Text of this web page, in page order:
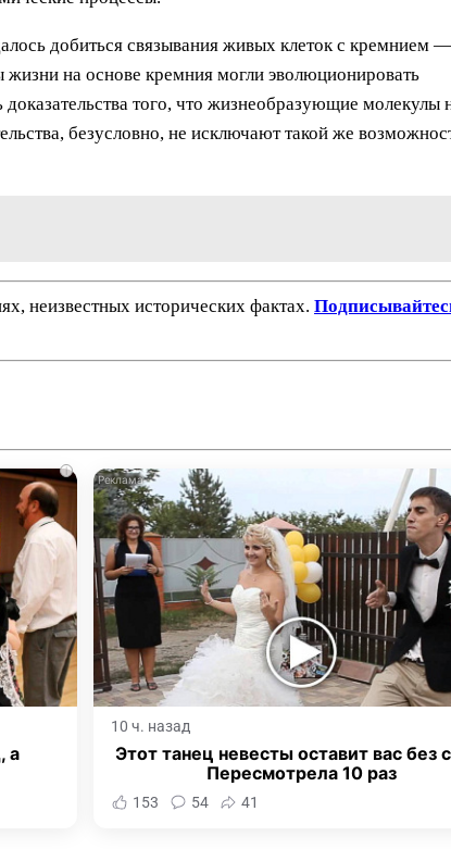
добиться связывания живых клеток с кремнием
на основе кремния могли эволюционировать
того, что жизнеобразующие молекулы
безусловно, не исключают такой же
неизвестных исторических фактах.
i
а
10 ч. назад
Этот танец невесты оставит вас без
Пересмотрела 10 раз
153 54 41